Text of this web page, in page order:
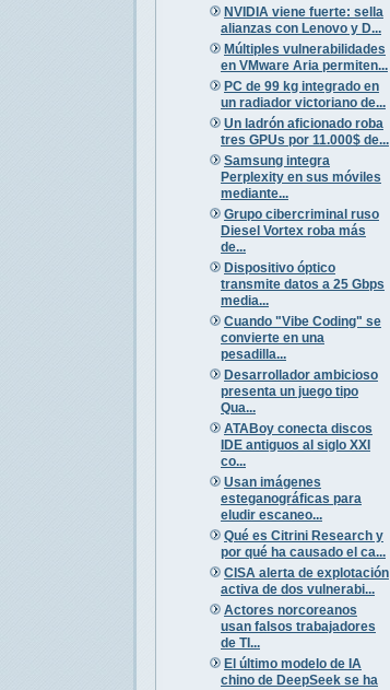
NVIDIA viene fuerte: sella
alianzas con Lenovo y D...
Múltiples vulnerabilidades
en VMware Aria permiten...
PC de 99 kg integrado en
un radiador victoriano de...
Un ladrón aficionado roba
tres GPUs por 11.000$ de...
Samsung integra
Perplexity en sus móviles
mediante...
Grupo cibercriminal ruso
Diesel Vortex roba más
de...
Dispositivo óptico
transmite datos a 25 Gbps
media...
Cuando "Vibe Coding" se
convierte en una
pesadilla...
Desarrollador ambicioso
presenta un juego tipo
Qua...
ATABoy conecta discos
IDE antiguos al siglo XXI
co...
Usan imágenes
esteganográficas para
eludir escaneo...
Qué es Citrini Research y
por qué ha causado el ca...
CISA alerta de explotación
activa de dos vulnerabi...
Actores norcoreanos
usan falsos trabajadores
de TI...
El último modelo de IA
chino de DeepSeek se ha